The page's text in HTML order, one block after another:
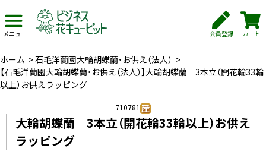
メニュー 会員登録 カート
ホーム >石毛洋蘭園大輪胡蝶蘭・お供え（法人） >
【石毛洋蘭園大輪胡蝶蘭・お供え（法人）】大輪胡蝶蘭 3本立（開花輪33輪
以上）お供えラッピング
710781
大輪胡蝶蘭 3本立（開花輪33輪以上）お供え
ラッピング